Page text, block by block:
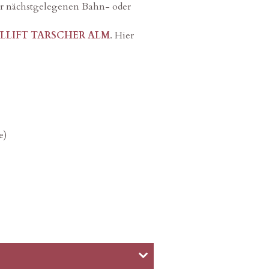
nächstgelegenen Bahn- oder
TARSCHER ALM. Hier